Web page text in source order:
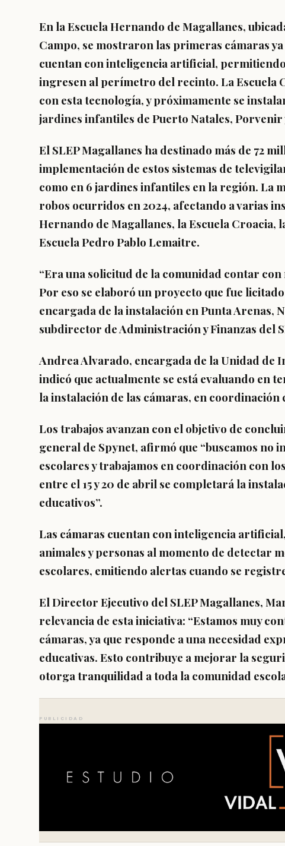
En la Escuela Hernando de Magallanes,
Campo, se mostraron las primeras cámaras
cuentan con inteligencia artificial,
ingresen al perímetro del recinto. La Escuela
con esta tecnología, y próximamente se
jardines infantiles de Puerto Natales, Porvenir
El SLEP Magallanes ha destinado más de 72
implementación de estos sistemas de
como en 6 jardines infantiles en la región. La
robos ocurridos en 2024, afectando a varias
Hernando de Magallanes, la Escuela Croacia,
Escuela Pedro Pablo Lemaitre.
“Era una solicitud de la comunidad contar
Por eso se elaboró un proyecto que fue
encargada de la instalación en Punta Arenas,
subdirector de Administración y Finanzas del
Andrea Alvarado, encargada de la Unidad de
indicó que actualmente se está evaluando en
la instalación de las cámaras, en coordinación
Los trabajos avanzan con el objetivo de
general de Spynet, afirmó que “buscamos no
escolares y trabajamos en coordinación con
entre el 15 y 20 de abril se completará la
educativos”.
Las cámaras cuentan con inteligencia
animales y personas al momento de detectar
escolares, emitiendo alertas cuando se
El Director Ejecutivo del SLEP Magallanes,
relevancia de esta iniciativa: “Estamos muy
cámaras, ya que responde a una necesidad
educativas. Esto contribuye a mejorar la
otorga tranquilidad a toda la comunidad
PUBLICIDAD